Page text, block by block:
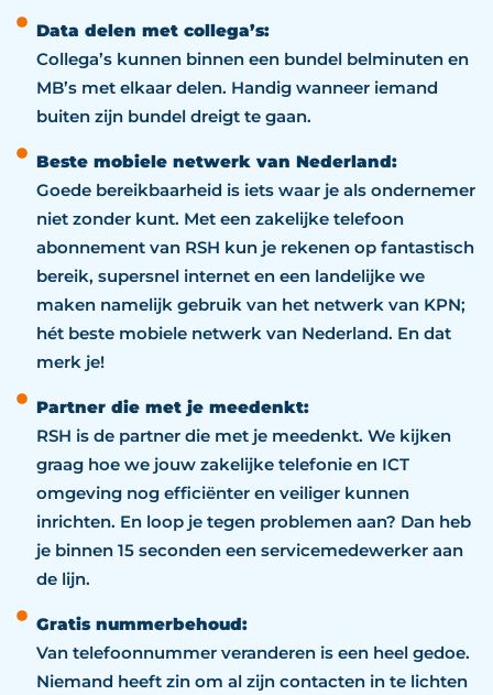
Data delen met collega’s:
Collega’s kunnen binnen een bundel belminuten en
MB’s met elkaar delen. Handig wanneer iemand
buiten zijn bundel dreigt te gaan.
Beste mobiele netwerk van Nederland:
Goede bereikbaarheid is iets waar je als ondernemer
niet zonder kunt. Met een zakelijke telefoon
abonnement van RSH kun je rekenen op fantastisch
bereik, supersnel internet en een landelijke we
maken namelijk gebruik van het netwerk van KPN;
hét beste mobiele netwerk van Nederland. En dat
merk je!
Partner die met je meedenkt:
RSH is de partner die met je meedenkt. We kijken
graag hoe we jouw zakelijke telefonie en ICT
omgeving nog efficiënter en veiliger kunnen
inrichten. En loop je tegen problemen aan? Dan heb
je binnen 15 seconden een servicemedewerker aan
de lijn.
Gratis nummerbehoud:
Van telefoonnummer veranderen is een heel gedoe.
Niemand heeft zin om al zijn contacten in te lichten